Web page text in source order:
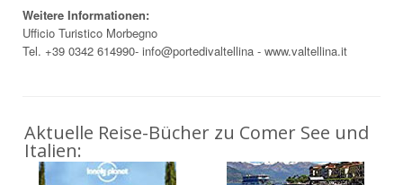
Weitere Informationen:
Ufficio Turistico Morbegno
Tel. +39 0342 614990- info@portedivaltellina - www.valtellina.it
Aktuelle Reise-Bücher zu Comer See und
Italien: